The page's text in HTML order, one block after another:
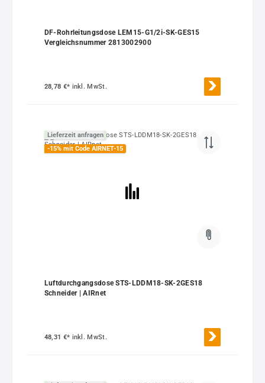
DF-Rohrleitungsdose LEM15-G1/2i-SK-GES15
Vergleichsnummer 2813002900
28,78 €* inkl. MwSt.
Lieferzeit anfragen
-15% mit Code AIRNET-15
Luftdurchgangsdose STS-LDDM18-SK-2GES18
Schneider | AIRnet
48,31 €* inkl. MwSt.